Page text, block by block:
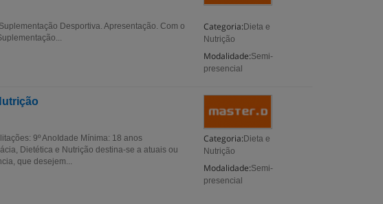
Categoria: Dieta e
Nutrição
Modalidade:Semi-
presencial
Desportiva. Apresentação. Com o
Categoria: Dieta e
Nutrição
Modalidade:Semi-
presencial
9º AnoIdade Mínima: 18 anos
Dietética e Nutrição destina-se a atuais ou
que desejem...